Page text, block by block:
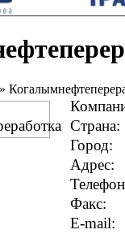
»
Страна:
Город:
Адрес:
Факс:
E-mail: